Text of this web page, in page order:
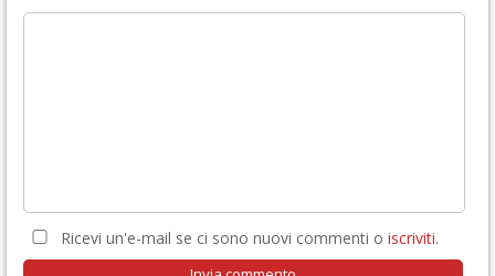
Ricevi un'e-mail se ci sono nuovi commenti o iscriviti.